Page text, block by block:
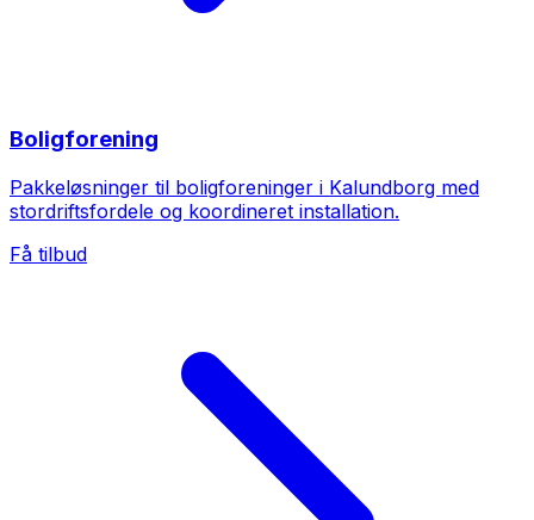
Boligforening
Pakkeløsninger til boligforeninger i Kalundborg med
stordriftsfordele og koordineret installation.
Få tilbud